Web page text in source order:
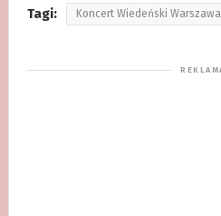
Tagi: Koncert Wiedeński Warszawa